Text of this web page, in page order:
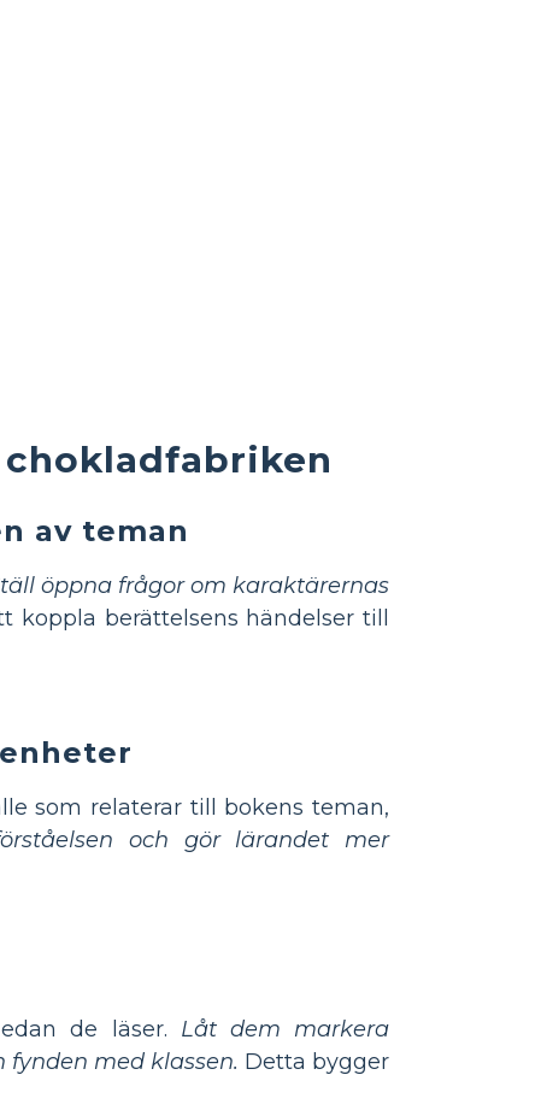
av teman
öppna frågor om karaktärernas
koppla berättelsens händelser till
som relaterar till bokens teman,
och gör lärandet mer
de läser. Låt dem markera
med klassen. Detta bygger